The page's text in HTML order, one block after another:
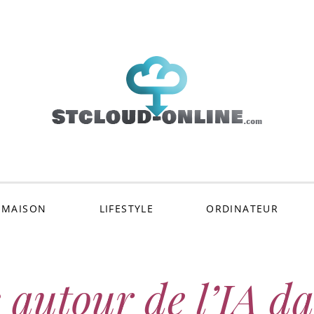
LIFESTYLE ORDINATEUR
de l’IA